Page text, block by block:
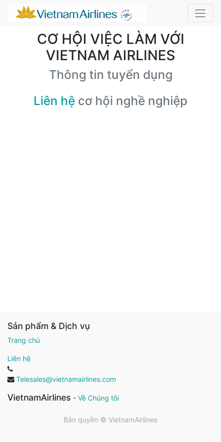
CƠ HỘI VIỆC LÀM VỚI
VIETNAM AIRLINES
Thông tin tuyển dụng
Liên hệ cơ hội nghề nghiệp
Sản phẩm & Dịch vụ
Trang chủ
Liên hệ
Telesales@vietnamairlines.com
VietnamAirlines - Về Chúng tôi
Bản quyền © VietnamAirlines